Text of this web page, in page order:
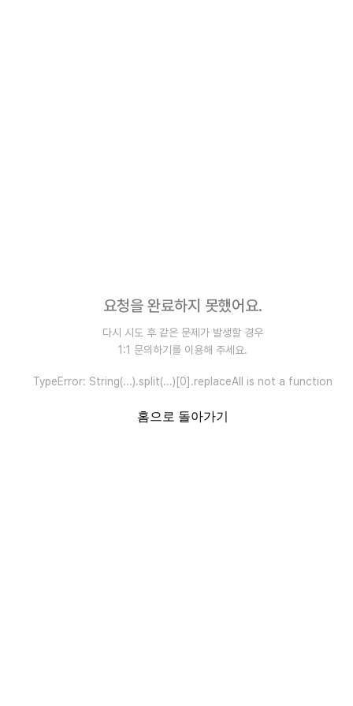
요청을 완료하지 못했어요.
다시 시도 후 같은 문제가 발생할 경우
1:1 문의하기를 이용해 주세요.
TypeError: String(...).split(...)[0].replaceAll is not a function
홈으로 돌아가기